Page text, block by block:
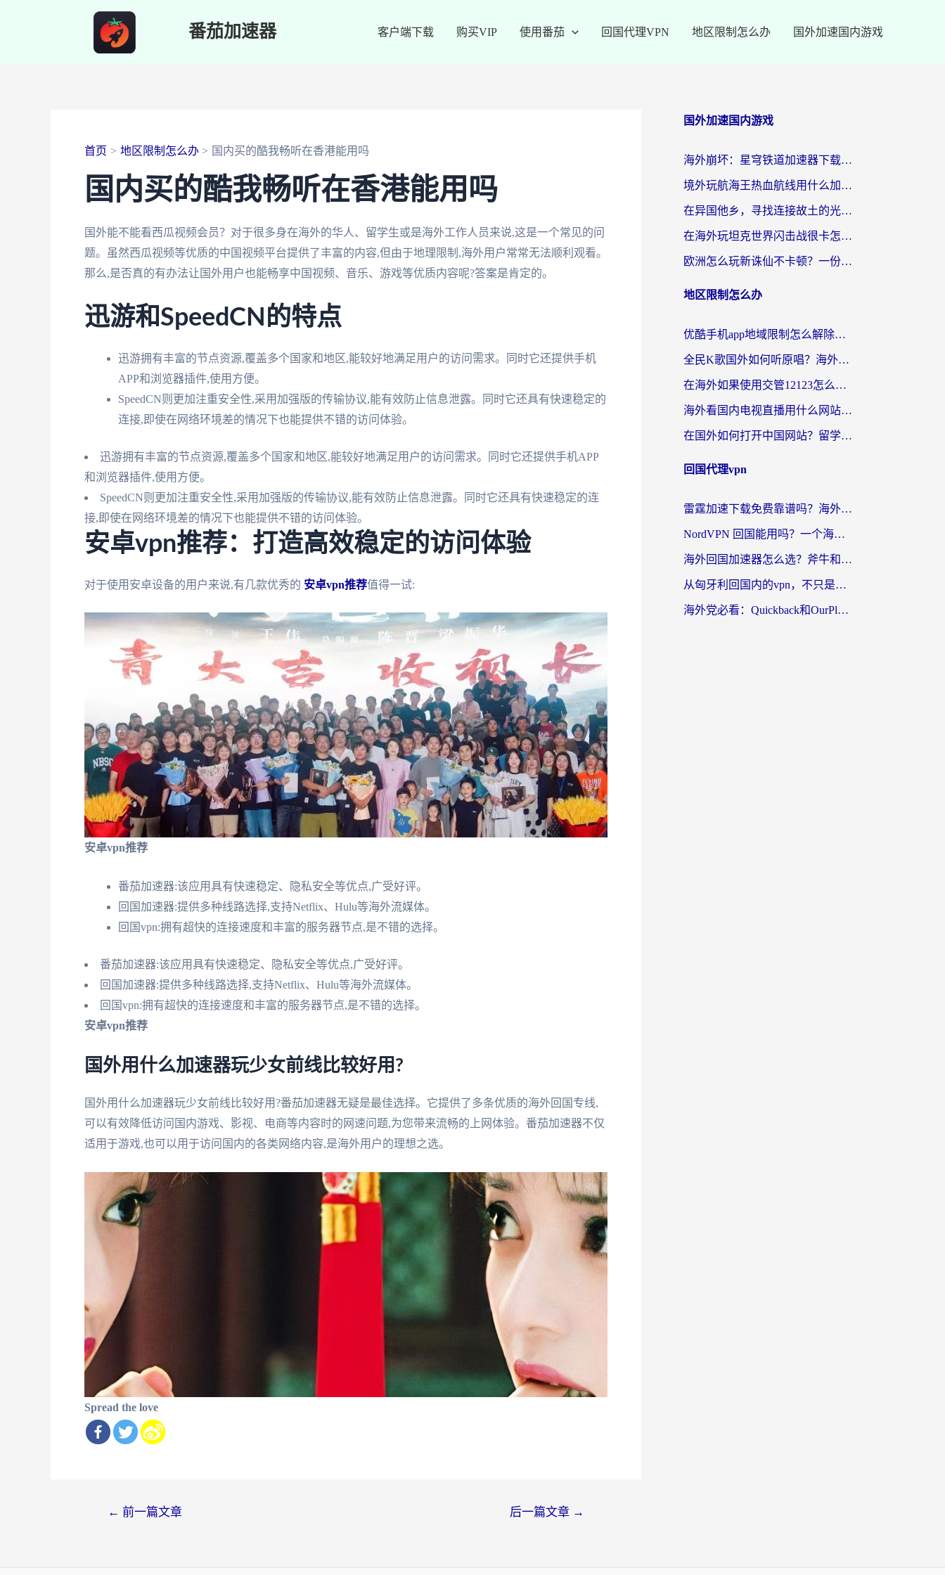
番茄加速器 客户端下载 购买VIP 使用番茄 回国代理VPN 地区限制怎么办 国外加速国内游戏
首页 地区限制怎么办 国内买的酷我畅听在香港能用吗
国内买的酷我畅听在香港能用吗
国外能不能看西瓜视频会员？对于很多身在海外的华人、留学生或是海外工作人员来说,这是一个常见的问
题。虽然西瓜视频等优质的中国视频平台提供了丰富的内容,但由于地理限制,海外用户常常无法顺利观看。
那么,是否真的有办法让国外用户也能畅享中国视频、音乐、游戏等优质内容呢?答案是肯定的。
迅游和SpeedCN的特点
迅游拥有丰富的节点资源,覆盖多个国家和地区,能较好地满足用户的访问需求。同时它还提供手机
APP和浏览器插件,使用方便。
SpeedCN则更加注重安全性,采用加强版的传输协议,能有效防止信息泄露。同时它还具有快速稳定的
连接,即使在网络环境差的情况下也能提供不错的访问体验。
迅游拥有丰富的节点资源,覆盖多个国家和地区,能较好地满足用户的访问需求。同时它还提供手机APP
和浏览器插件,使用方便。
SpeedCN则更加注重安全性,采用加强版的传输协议,能有效防止信息泄露。同时它还具有快速稳定的连
接,即使在网络环境差的情况下也能提供不错的访问体验。
安卓vpn推荐：打造高效稳定的访问体验
对于使用安卓设备的用户来说,有几款优秀的 安卓vpn推荐值得一试:
安卓vpn推荐
番茄加速器:该应用具有快速稳定、隐私安全等优点,广受好评。
回国加速器:提供多种线路选择,支持Netflix、Hulu等海外流媒体。
回国vpn:拥有超快的连接速度和丰富的服务器节点,是不错的选择。
番茄加速器:该应用具有快速稳定、隐私安全等优点,广受好评。
回国加速器:提供多种线路选择,支持Netflix、Hulu等海外流媒体。
回国vpn:拥有超快的连接速度和丰富的服务器节点,是不错的选择。
安卓vpn推荐
国外用什么加速器玩少女前线比较好用?
国外用什么加速器玩少女前线比较好用?番茄加速器无疑是最佳选择。它提供了多条优质的海外回国专线,
可以有效降低访问国内游戏、影视、电商等内容时的网速问题,为您带来流畅的上网体验。番茄加速器不仅
适用于游戏,也可以用于访问国内的各类网络内容,是海外用户的理想之选。
Spread the love
← 前一篇文章 后一篇文章 →
国外加速国内游戏
海外崩坏：星穹铁道加速器下载安装：一份给游子的终极网络指南
境外玩航海王热血航线用什么加速器？2026海外玩家实测最优方案（附欧洲问道堡垒前线加速技巧）
在异国他乡，寻找连接故土的光明大陆免费加速器
在海外玩坦克世界闪击战很卡怎么办？老玩家亲测有效的加速器选择指南
欧洲怎么玩新诛仙不卡顿？一份给海外游子的国服游戏畅玩指南
地区限制怎么办
优酷手机app地域限制怎么解除？海外党亲测有效的追剧方案
全民K歌国外如何听原唱？海外党亲测有效的回国加速器选择指南
在海外如果使用交管12123怎么处理？留学生亲测有效的回国加速方案
海外看国内电视直播用什么网站比较好？一篇解决你所有追剧难题的实用指南
在国外如何打开中国网站？留学生与海外华人的无缝访问指南
回国代理vpn
雷霆加速下载免费靠谱吗？海外党选回国加速器的避坑指南（附热门工具对比）
NordVPN 回国能用吗？一个海外用户必须面对的真实困境
海外回国加速器怎么选？斧牛和海龟哪个好？一篇帮你避开坑的实用指南
从匈牙利回国内的vpn，不只是为了刷剧那么简单
海外党必看：Quickback和OurPlay好用吗？3分钟选对回国加速器，无缝刷剧玩游戏